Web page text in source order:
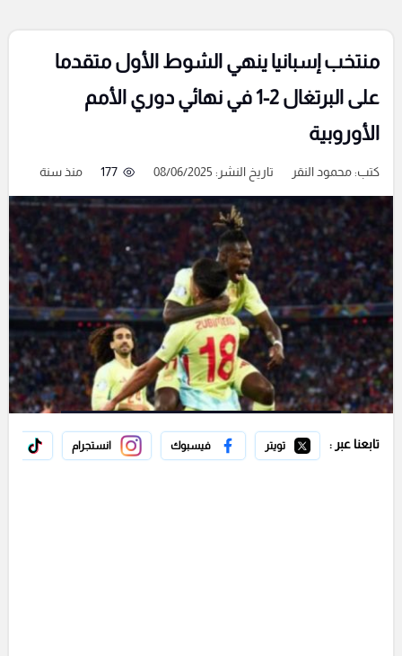
منتخب إسبانيا ينهي الشوط الأول متقدما
على البرتغال 2-1 في نهائي دوري الأمم
الأوروبية
كتب:محمود النقر تاريخ النشر: 08/06/2025 177 منذ سنة
تابعنا عبر : تويتر فيسبوك انستجرام